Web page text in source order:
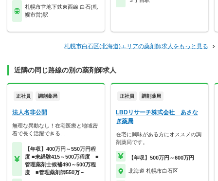
札幌市営地下鉄東西線 白石(札
幌市営)駅
札幌市白石区(北海道)エリアの薬剤師求人をもっと見る
近隣の同じ路線の別の薬剤師求人
正社員 調剤薬局
法人名非公開
無理な異動なし！在宅医療と地域密
着で長く活躍できる…
【年収】400万円～550万円程
度 ■未経験415～500万程度 ■
管理薬剤士候補490～500万程
度 ■管理薬剤師550万～
正社員 調剤薬局
LBDリサーチ株式会社 あさな
ぎ薬局
在宅に興味がある方にオススメの調
剤薬局です。
【年収】500万円～600万円
北海道 札幌市白石区